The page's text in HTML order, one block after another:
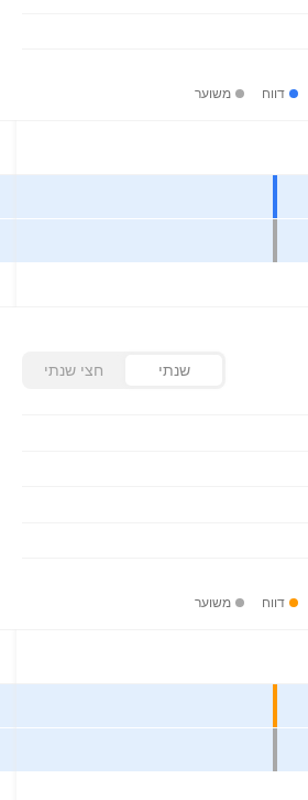
דווח משוער
שנתי חצי שנתי
דווח משוער